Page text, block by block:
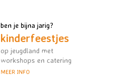
ben je bijna jarig?
kinderfeestjes
op jeugdland met
workshops en catering
MEER INFO